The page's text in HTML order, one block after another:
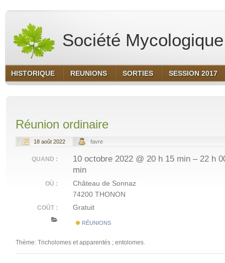
Société
HISTORIQUE REUNIONS SORTIES SESSION 2017
Réunion ordinaire
18 août 2022 favre
QUAND :
10 octobre 2022 @ 20 h 15 min – 22 h
min
OÙ :
Château de Sonnaz
74200 THONON
COÛT : Gratuit
RÉUNIONS
Thème: Tricholomes et apparentés ; entolomes.